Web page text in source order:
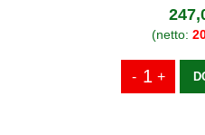
(netto: